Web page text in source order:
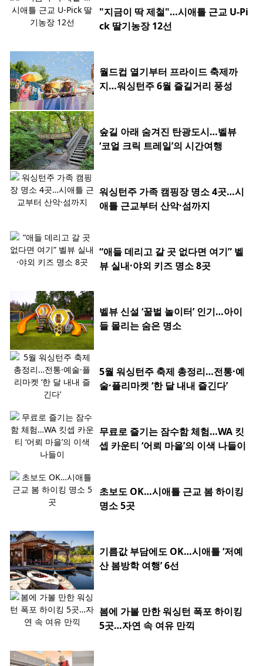
"지금이 딱 제철"…시애틀 근교 U-Pi
ck 딸기농장 12선
월드컵 열기부터 프라이드 축제까
지…워싱턴주 6월 즐길거리 풍성
숲길 아래 숨겨진 탄광도시…벨뷰
‘코얼 크릭 트레일’의 시간여행
워싱턴주 가족 캠핑장 명소 4곳…시
애틀 근교부터 산악·섬까지
“애들 데리고 갈 곳 없다면 여기” 벨
뷰 실내·야외 키즈 명소 8곳
벨뷰 신설 ‘꿀벌 놀이터’ 인기…아이
들 몰리는 숨은 명소
5월 워싱턴주 축제 총정리…전통·예
술·플리마켓 ‘한 달 내내 즐긴다’
무료로 즐기는 잠수함 체험…WA 킷
셉 카운티 ‘어뢰 마을’의 이색 나들이
초보도 OK…시애틀 근교 봄 하이킹
명소 5곳
기름값 부담에도 OK…시애틀 ‘저예
산 봄방학 여행’ 6선
봄에 가볼 만한 워싱턴 폭포 하이킹
5곳…자연 속 여유 만끽